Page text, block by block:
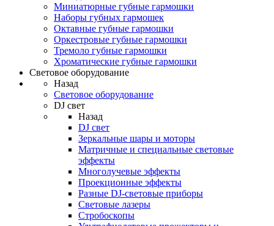
Миниатюрные губные гармошки
Наборы губных гармошек
Октавные губные гармошки
Оркестровые губные гармошки
Тремоло губные гармошки
Хроматические губные гармошки
Световое оборудование
Назад
Световое оборудование
DJ свет
Назад
DJ свет
Зеркальные шары и моторы
Матричные и специальные световые
эффекты
Многолучевые эффекты
Проекционные эффекты
Разные DJ-световые приборы
Световые лазеры
Стробоскопы